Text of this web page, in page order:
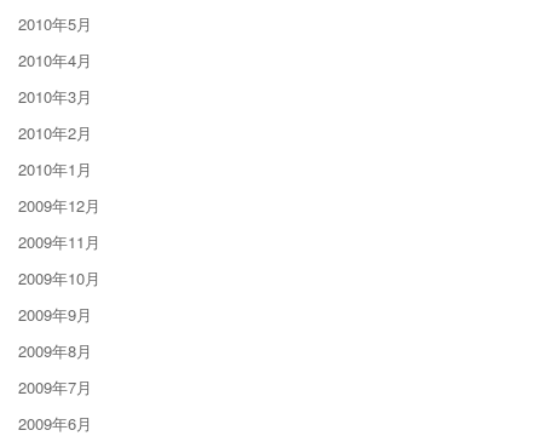
2010年5月
2010年4月
2010年3月
2010年2月
2010年1月
2009年12月
2009年11月
2009年10月
2009年9月
2009年8月
2009年7月
2009年6月